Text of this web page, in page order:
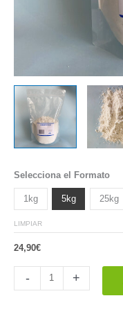
Selecciona el Formato
1kg 5kg 25kg
LIMPIAR
24,90€
-
Carbonato
+